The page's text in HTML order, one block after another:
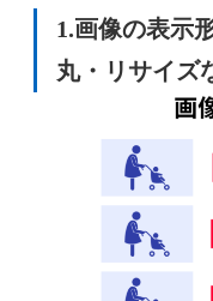
1.画像の表示
丸・リサイズ